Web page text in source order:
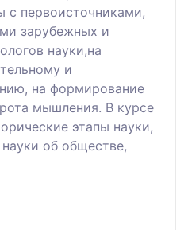
c первоисточниками,
зарубежных и
науки,на
и
на формирование
мышления. В курсе
этапы науки,
об обществе,